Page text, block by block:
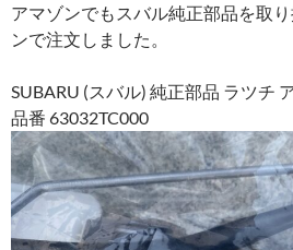
アマゾンでもスバル純正部品を取
ンで注文しました。
SUBARU (スバル) 純正部品 ラツチ
品番 63032TC000